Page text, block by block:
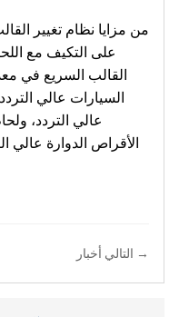
من مزايا نظام تغيير
على التكيف مع
القالب السريع في
السيارات عالي
عالي التردد،
الأقراص الدوارة عالي
التالي أخبار →